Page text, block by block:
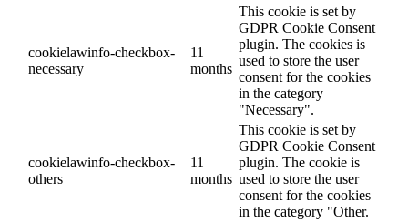
cookielawinfo-checkbox-
necessary
11
months
This cookie is set by
GDPR Cookie Consent
plugin. The cookies is
used to store the user
consent for the cookies
in the category
"Necessary".
cookielawinfo-checkbox-
others
11
months
This cookie is set by
GDPR Cookie Consent
plugin. The cookie is
used to store the user
consent for the cookies
in the category "Other.